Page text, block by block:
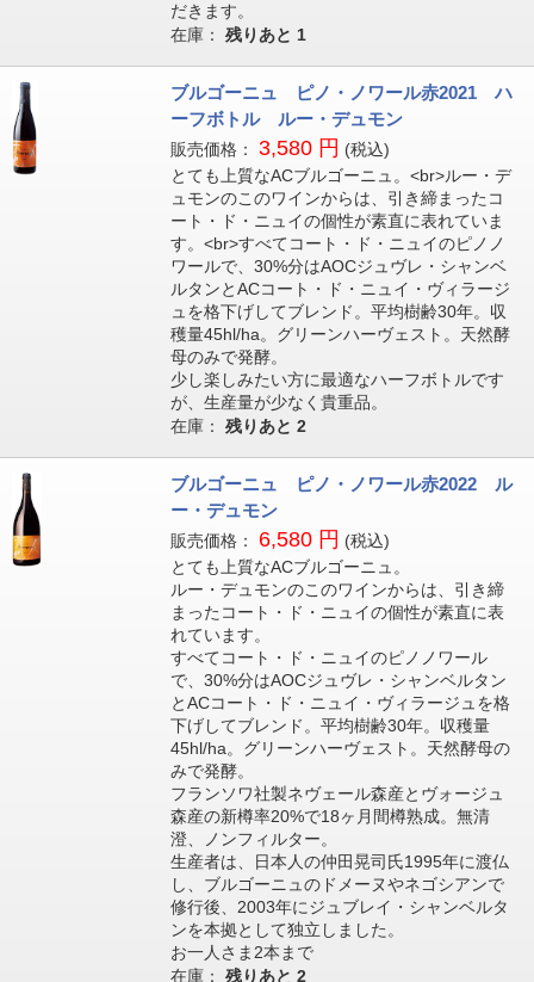
だきます。
在庫： 残りあと 1
ブルゴーニュ ピノ・ノワール赤2021 ハ
ーフボトル ルー・デュモン
販売価格： 3,580 円 (税込)
とても上質なACブルゴーニュ。<br>ルー・デ
ュモンのこのワインからは、引き締まったコ
ート・ド・ニュイの個性が素直に表れていま
す。<br>すべてコート・ド・ニュイのピノノ
ワールで、30%分はAOCジュヴレ・シャンベ
ルタンとACコート・ド・ニュイ・ヴィラージ
ュを格下げしてブレンド。平均樹齢30年。収
穫量45hl/ha。グリーンハーヴェスト。天然酵
母のみで発酵。
少し楽しみたい方に最適なハーフボトルです
が、生産量が少なく貴重品。
在庫： 残りあと 2
ブルゴーニュ ピノ・ノワール赤2022 ル
ー・デュモン
販売価格： 6,580 円 (税込)
とても上質なACブルゴーニュ。
ルー・デュモンのこのワインからは、引き締
まったコート・ド・ニュイの個性が素直に表
れています。
すべてコート・ド・ニュイのピノノワール
で、30%分はAOCジュヴレ・シャンベルタン
とACコート・ド・ニュイ・ヴィラージュを格
下げしてブレンド。平均樹齢30年。収穫量
45hl/ha。グリーンハーヴェスト。天然酵母の
みで発酵。
フランソワ社製ネヴェール森産とヴォージュ
森産の新樽率20%で18ヶ月間樽熟成。無清
澄、ノンフィルター。
生産者は、日本人の仲田晃司氏1995年に渡仏
し、ブルゴーニュのドメーヌやネゴシアンで
修行後、2003年にジュブレイ・シャンベルタ
ンを本拠として独立しました。
お一人さま2本まで
在庫： 残りあと 2